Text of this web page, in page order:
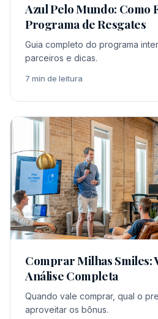
Azul Pelo Mundo: Como
Programa de Resgates
Guia completo do programa
parceiros e dicas.
7 min de leitura
Comprar Milhas Smiles:
Análise Completa
Quando vale comprar, qual o
aproveitar os bônus.